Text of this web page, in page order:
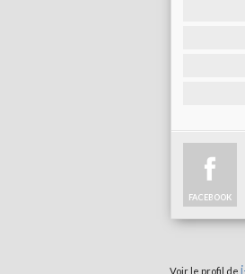
FACEBOOK
Voir le profil de